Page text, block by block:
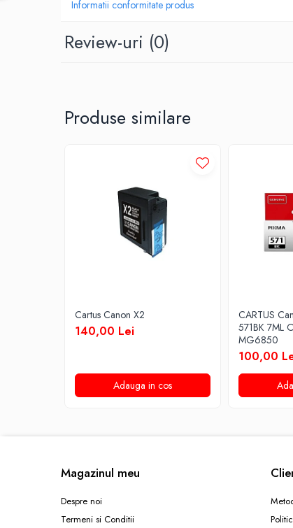
Informatii conformitate produs
Review-uri (0)
Produse similare
Cartus Canon X2
140,00 Lei
Adauga in cos
CARTUS
571BK 7ML
MG6850
100,00
Magazinul meu
Despre noi
Termeni si Conditii